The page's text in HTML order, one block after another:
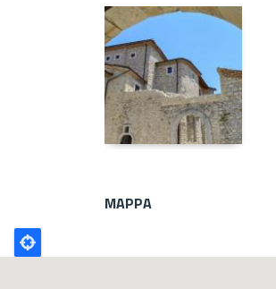
MAPPA
Poligono
GEO